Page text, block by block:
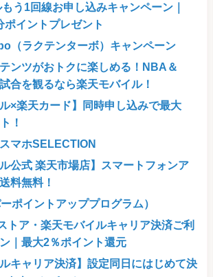
う1回線お申し込みキャンペーン｜
ポイントプレゼント
（ラクテンターボ）キャンペーン
ンツがおトクに楽しめる！NBA＆
合を観るなら楽天モバイル！
ル×楽天カード】同時申し込みで最大
！
マホSELECTION
ル公式 楽天市場店】スマートフォンア
料無料！
ポイントアッププログラム）
トア・楽天モバイルキャリア決済ご利
｜最大2％ポイント還元
ルキャリア決済】設定同日にはじめて決